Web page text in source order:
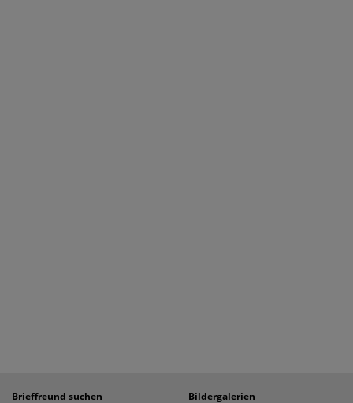
Brieffreund suchen
Bildergalerien